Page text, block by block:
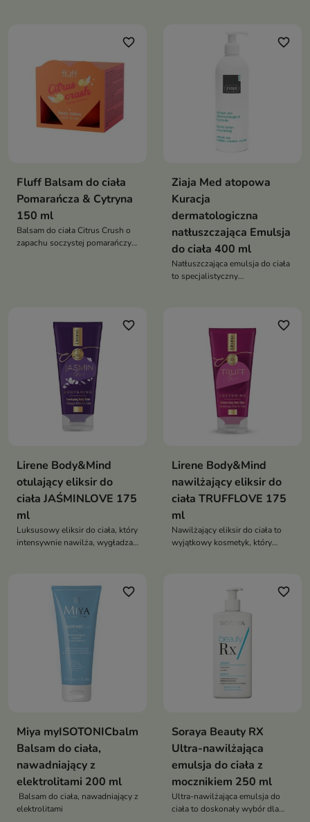
favorite_border
Fluff Balsam do ciała
Pomarańcza & Cytryna
150 ml
Balsam do ciała Citrus Crush o
zapachu soczystej pomarańczy i
favorite_border
Ziaja Med atopowa
Kuracja
dermatologiczna
natłuszczająca Emulsja
do ciała 400 ml
Natłuszczająca emulsja do ciała
to specjalistyczny
favorite_border
Lirene Body&Mind
otulający eliksir do
ciała JAŚMINLOVE 175
ml
Luksusowy eliksir do ciała, który
intensywnie nawilża, wygładza i
favorite_border
Lirene Body&Mind
nawilżający eliksir do
ciała TRUFFLOVE 175
ml
Nawilżający eliksir do ciała to
wyjątkowy kosmetyk, który
favorite_border
Miya myISOTONICbalm
Balsam do ciała,
nawadniający z
elektrolitami 200 ml
Balsam do ciała, nawadniający z
elektrolitami
favorite_border
Soraya Beauty RX
Ultra-nawilżająca
emulsja do ciała z
mocznikiem 250 ml
Ultra-nawilżająca emulsja do
ciała to doskonały wybór dla